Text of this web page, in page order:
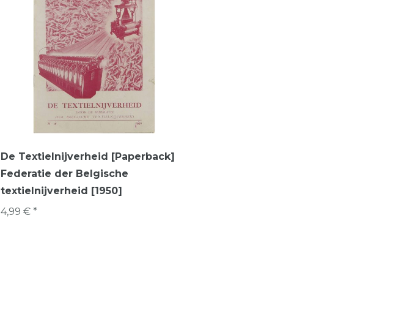
De Textielnijverheid [Paperback]
Federatie der Belgische
textielnijverheid [1950]
4,99 € *